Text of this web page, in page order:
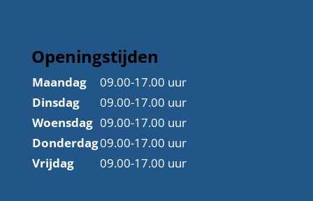
Openingstijden
Maandag
09.00-17.00 uur
Dinsdag
09.00-17.00 uur
Woensdag 09.00-17.00 uur
Donderdag09.00-17.00 uur
Vrijdag
09.00-17.00 uur